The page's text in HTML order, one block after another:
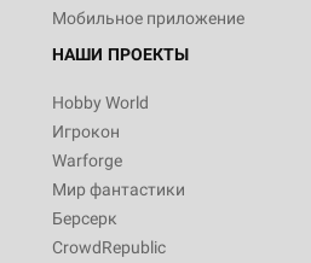
Мобильное приложение
НАШИ ПРОЕКТЫ
Hobby World
Игрокон
Warforge
Мир фантастики
Берсерк
CrowdRepublic